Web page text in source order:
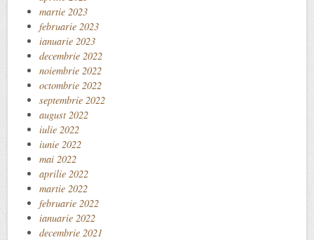
martie 2023
februarie 2023
ianuarie 2023
decembrie 2022
noiembrie 2022
octombrie 2022
septembrie 2022
august 2022
iulie 2022
iunie 2022
mai 2022
aprilie 2022
martie 2022
februarie 2022
ianuarie 2022
decembrie 2021